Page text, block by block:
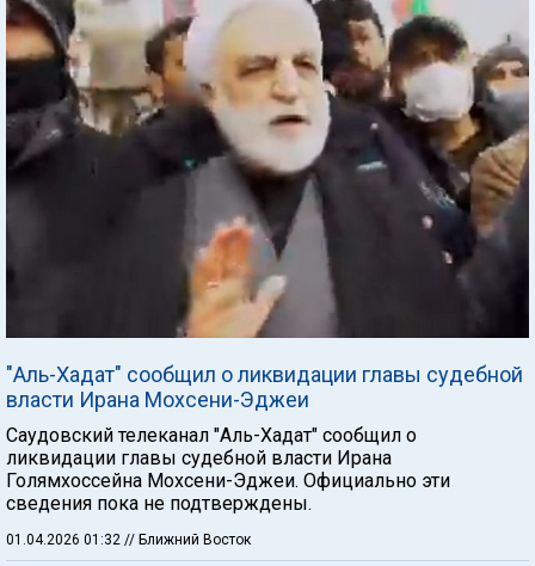
"Аль-Хадат" сообщил о ликвидации главы судебной
власти Ирана Мохсени-Эджеи
Саудовский телеканал "Аль-Хадат" сообщил о
ликвидации главы судебной власти Ирана
Голямхоссейна Мохсени-Эджеи. Официально эти
сведения пока не подтверждены.
01.04.2026 01:32 // Ближний Восток